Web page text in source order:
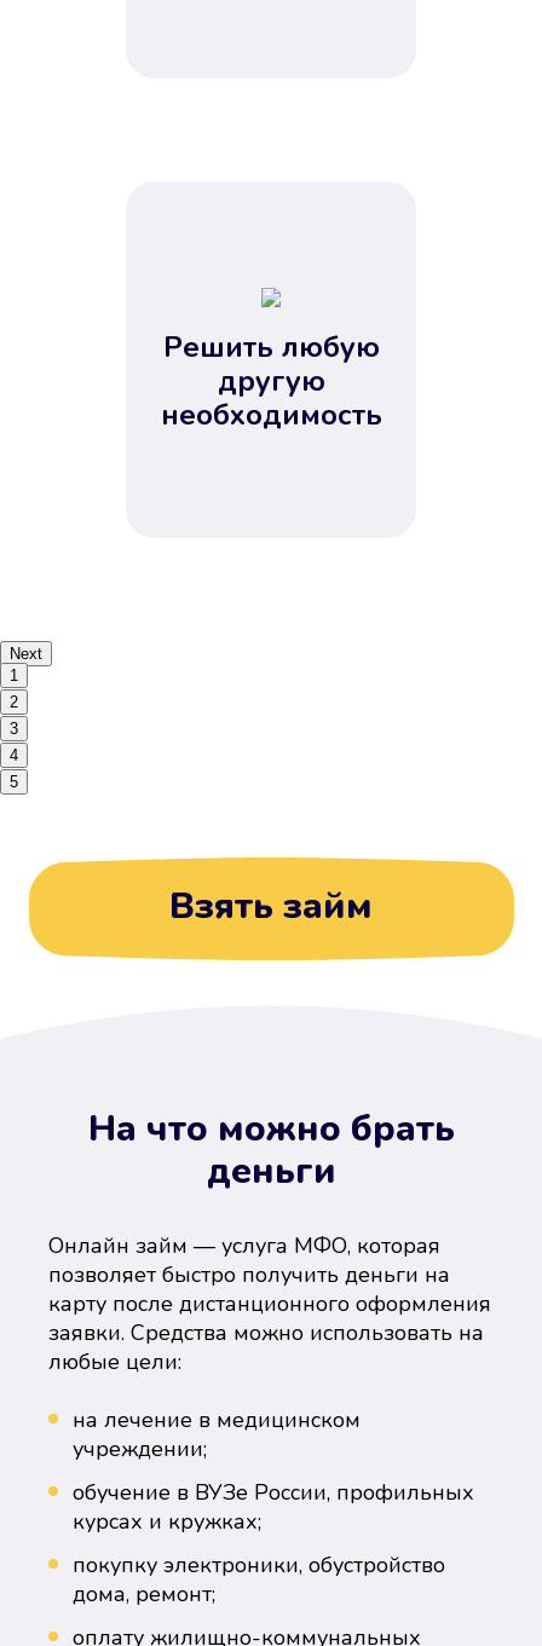
Решить любую
другую
необходимость
Next
1
2
3
4
5
Взять займ
На что можно брать
деньги
Онлайн займ — услуга МФО, которая
позволяет быстро получить деньги на
карту после дистанционного оформления
заявки. Средства можно использовать на
любые цели:
на лечение в медицинском
учреждении;
обучение в ВУЗе России, профильных
курсах и кружках;
покупку электроники, обустройство
дома, ремонт;
оплату жилищно-коммунальных